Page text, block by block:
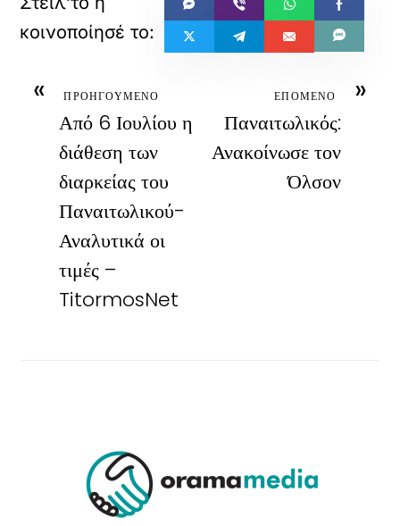
« ΠΡΟΗΓΟΥΜΕΝΟ
Από 6 Ιουλίου η
διάθεση των
διαρκείας του
Παναιτωλικού-
Αναλυτικά οι
τιμές –
TitormosNet
»
ΕΠΟΜΕΝΟ
Παναιτωλικός:
Ανακοίνωσε τον
Όλσον